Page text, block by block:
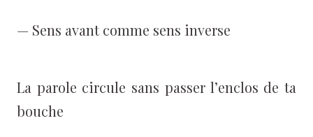
— Sens avant comme sens inverse
La parole circule sans passer l’enclos de ta
bouche